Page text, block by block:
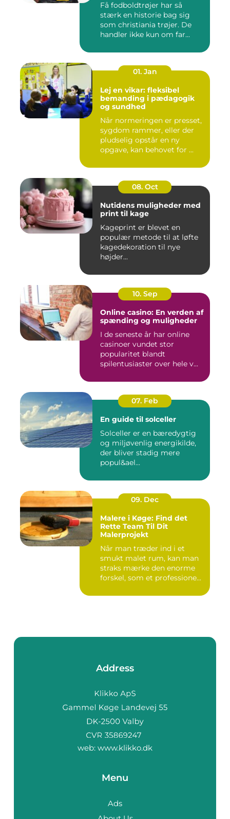
Få fodboldtrøjer har så
stærk en historie bag sig
som christiania trøjer. De
handler ikke kun om far...
01. Jan
Lej en vikar: fleksibel
bemanding i pædagogik
og sundhed
Når normeringen er presset,
sygdom rammer, eller der
pludselig opstår en ny
opgave, kan behovet for ...
08. Oct
Nutidens muligheder med
print til kage
Kageprint er blevet en
populær metode til at løfte
kagedekoration til nye
højder...
10. Sep
Online casino: En verden af
spænding og muligheder
I de seneste år har online
casinoer vundet stor
popularitet blandt
spilentusiaster over hele v...
07. Feb
En guide til solceller
Solceller er en bæredygtig
og miljøvenlig energikilde,
der bliver stadig mere
popul&ael...
09. Dec
Malere i Køge: Find det
Rette Team Til Dit
Malerprojekt
Når man træder ind i et
smukt malet rum, kan man
straks mærke den enorme
forskel, som et professione...
Address
web: www.klikko.dk
Menu
Ads